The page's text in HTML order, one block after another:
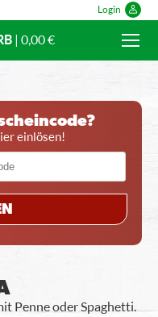
Login
| 0,00 €
einlösen!
Penne oder Spaghetti.